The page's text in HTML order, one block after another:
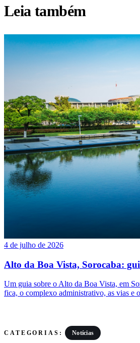
Leia também
4 de julho de 2026
Alto da Boa Vista, Sorocaba:
Um guia sobre o Alto da Boa Vista, em
fica, o complexo administrativo, as vias e
CATEGORIAS: Notícias